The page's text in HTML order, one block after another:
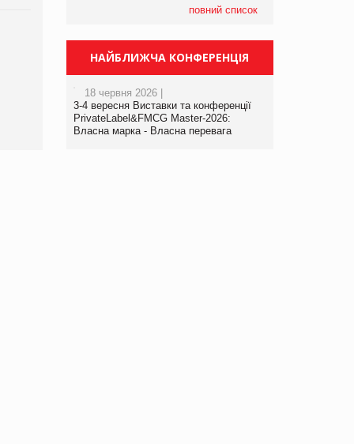
Брагина Людмила
Просування компанії на
www.trademaster.ua.
правила. Особливості.
повний список
НАЙБЛИЖЧА КОНФЕРЕНЦІЯ
18 червня 2026 |
3-4 вересня Виставки та конференції
PrivateLabel&FMCG Master-2026:
Власна марка - Власна перевага